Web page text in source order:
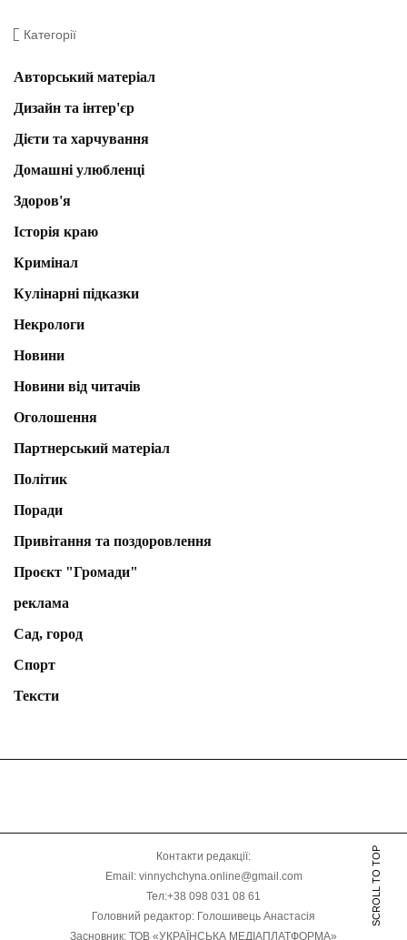
Категорії
Авторський матеріал
Дизайн та інтер'єр
Дієти та харчування
Домашні улюбленці
Здоров'я
Історія краю
Кримінал
Кулінарні підказки
Некрологи
Новини
Новини від читачів
Оголошення
Партнерський матеріал
Політик
Поради
Привітання та поздоровлення
Проєкт "Громади"
реклама
Сад, город
Спорт
Тексти
SCROLL TO TOP
Контакти редакції:
Email: vinnychchyna.online@gmail.com
Тел:+38 098 031 08 61
Головний редактор: Голошивець Анастасія
Засновник: ТОВ «УКРАЇНСЬКА МЕДІАПЛАТФОРМА»